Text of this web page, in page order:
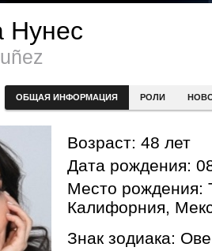
Нунес
ОБЩАЯ ИНФОРМАЦИЯ РОЛИ
Возраст: 48 лет
Дата рождения:
Место рождения:
Калифорния,
Знак зодиака: